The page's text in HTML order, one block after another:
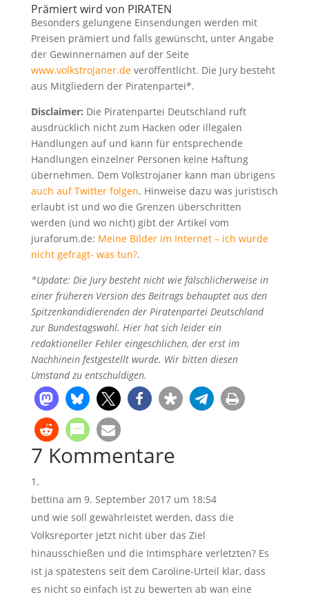
Prämiert wird von PIRATEN
Besonders gelungene Einsendungen werden mit
Preisen prämiert und falls gewünscht, unter Angabe
der Gewinnernamen auf der Seite
www.volkstrojaner.deveröffentlicht. Die Jury besteht
aus Mitgliedern der Piratenpartei*.
Disclaimer: Die Piratenpartei Deutschland ruft
ausdrücklich nicht zum Hacken oder illegalen
Handlungen auf und kann für entsprechende
Handlungen einzelner Personen keine Haftung
übernehmen. Dem Volkstrojaner kann man übrigens
auch auf Twitter folgen. Hinweise dazu was juristisch
erlaubt ist und wo die Grenzen überschritten
werden (und wo nicht) gibt der Artikel vom
juraforum.de: Meine Bilder im Internet – ich wurde
nicht gefragt- was tun?.
*Update: Die Jury besteht nicht wie fälschlicherweise in
einer früheren Version des Beitrags behauptet aus den
Spitzenkandidierenden der Piratenpartei Deutschland
zur Bundestagswahl. Hier hat sich leider ein
redaktioneller Fehler eingeschlichen, der erst im
Nachhinein festgestellt wurde. Wir bitten diesen
Umstand zu entschuldigen.
7 Kommentare
bettina am 9. September 2017 um 18:54
und wie soll gewährleistet werden, dass die
Volksreporter jetzt nicht über das Ziel
hinausschießen und die Intimsphäre verletzten? Es
ist ja spätestens seit dem Caroline-Urteil klar, dass
es nicht so einfach ist zu bewerten ab wan eine